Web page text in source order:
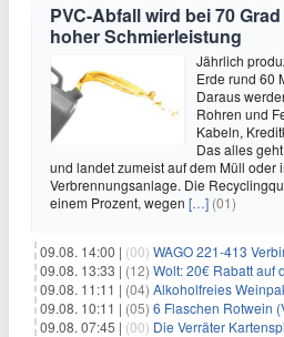
PVC-Abfall wird bei 70
hoher Schmierleistung
Jährlich
Erde rund 60
Daraus
Rohren und
Kabeln,
Das alles
und landet zumeist auf dem Müll oder
Verbrennungsanlage. Die
einem Prozent, wegen […] (01)
09.08. 14:00 | (00) WAGO 221-413
09.08. 13:33 | (12) Wolt: 20€ Rabatt auf die
09.08. 11:11 | (04) Alkoholfreies Weinpaket mit 47%
09.08. 10:11 | (05) 6 Flaschen Rotwein (Vinos Tinto
09.08. 07:45 | (00) Die Verräter